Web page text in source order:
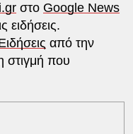
στο Google News
ειδήσεις.
από την
στιγμή που